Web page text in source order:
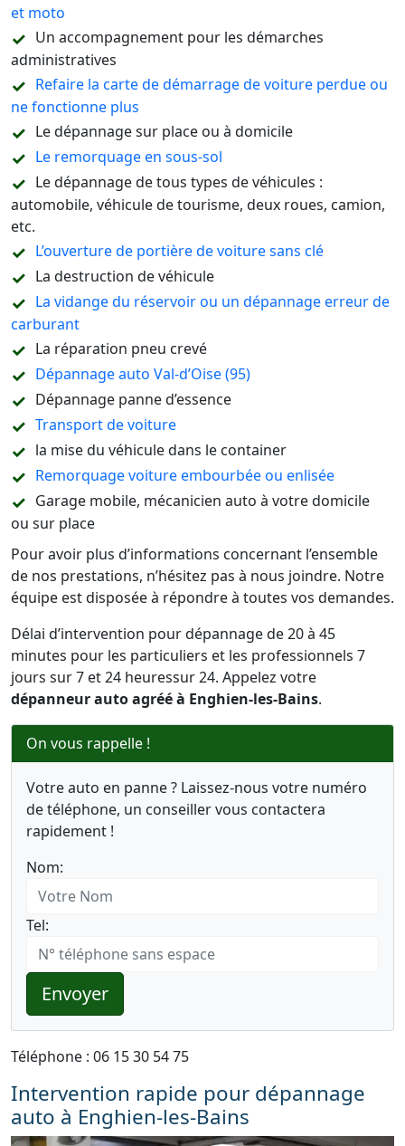
et moto
Un accompagnement pour les démarches
administratives
Refaire la carte de démarrage de voiture perdue ou
ne fonctionne plus
Le dépannage sur place ou à domicile
Le remorquage en sous-sol
Le dépannage de tous types de véhicules :
automobile, véhicule de tourisme, deux roues, camion,
etc.
L’ouverture de portière de voiture sans clé
La destruction de véhicule
La vidange du réservoir ou un dépannage erreur de
carburant
La réparation pneu crevé
Dépannage auto Val-d’Oise (95)
Dépannage panne d’essence
Transport de voiture
la mise du véhicule dans le container
Remorquage voiture embourbée ou enlisée
Garage mobile, mécanicien auto à votre domicile
ou sur place
Pour avoir plus d’informations concernant l’ensemble
de nos prestations, n’hésitez pas à nous joindre. Notre
équipe est disposée à répondre à toutes vos demandes.
Délai d’intervention pour dépannage de 20 à 45
minutes pour les particuliers et les professionnels 7
jours sur 7 et 24 heuressur 24. Appelez votre
dépanneur auto agréé à Enghien-les-Bains.
On vous rappelle !
Votre auto en panne ? Laissez-nous votre numéro
de téléphone, un conseiller vous contactera
rapidement !
Nom:
Tel:
Envoyer
Téléphone : 06 15 30 54 75
Intervention rapide pour dépannage
auto à Enghien-les-Bains